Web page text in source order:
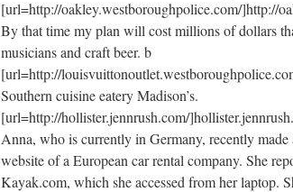
[url=http://oakley.westboroughpolice.com/]http://
By that time my plan will cost millions of dollars
musicians and craft beer. b
[url=http://
Southern cuisine eatery Madison’s.
[url=http://hollister.jennrush.com/
Anna, who is currently in Germany, recently
website of a European car rental company. She
Kayak.com, which she accessed from her laptop.